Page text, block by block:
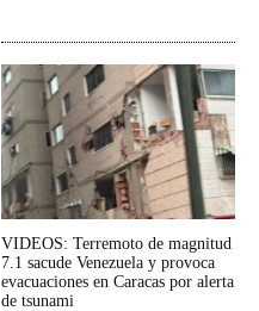
VIDEOS: Terremoto de magnitud
7.1 sacude Venezuela y provoca
evacuaciones en Caracas por alerta
de tsunami